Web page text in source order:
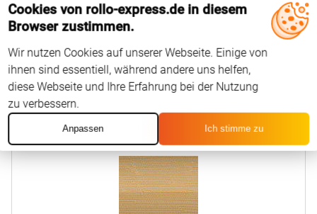
Ab 66EUR Konfigurieren
Window Fashion II
Cookies von rollo-express.de in diesem
Browser zustimmen.
Wir nutzen Cookies auf unserer Webseite. Einige von
ihnen sind essentiell, während andere uns helfen,
diese Webseite und Ihre Erfahrung bei der Nutzung
zu verbessern.
Anpassen Ich stimme zu